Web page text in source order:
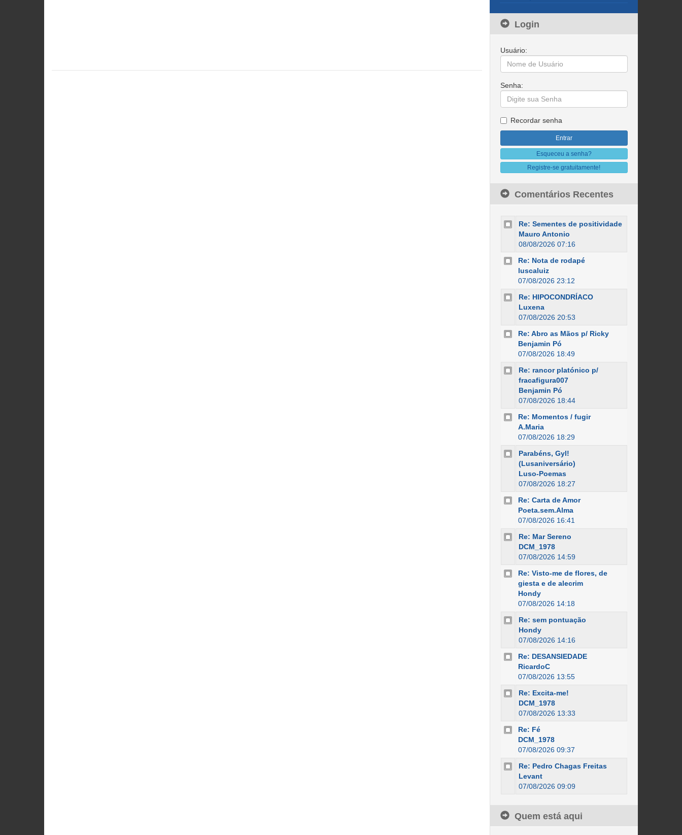
Login
Usuário:
Senha:
Recordar senha
Esqueceu a senha?
Registre-se gratuitamente!
Comentários Recentes
Re: Sementes de positividade
Mauro Antonio
08/08/2026 07:16
Re: Nota de rodapé
luscaluiz
07/08/2026 23:12
Re: HIPOCONDRÍACO
Luxena
07/08/2026 20:53
Re: Abro as Mãos p/ Ricky
Benjamin Pó
07/08/2026 18:49
Re: rancor platónico p/
fracafigura007
Benjamin Pó
07/08/2026 18:44
Re: Momentos / fugir
A.Maria
07/08/2026 18:29
Parabéns, Gyl!
(Lusaniversário)
Luso-Poemas
07/08/2026 18:27
Re: Carta de Amor
Poeta.sem.Alma
07/08/2026 16:41
Re: Mar Sereno
DCM_1978
07/08/2026 14:59
Re: Visto-me de flores, de
giesta e de alecrim
Hondy
07/08/2026 14:18
Re: sem pontuação
Hondy
07/08/2026 14:16
Re: DESANSIEDADE
RicardoC
07/08/2026 13:55
Re: Excita-me!
DCM_1978
07/08/2026 13:33
Re: Fé
DCM_1978
07/08/2026 09:37
Re: Pedro Chagas Freitas
Levant
07/08/2026 09:09
Quem está aqui